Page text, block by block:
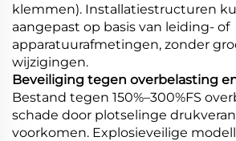
klemmen). Installatiestructuren
aangepast op basis van leiding- of
apparatuurafmetingen, zonder
wijzigingen.
Beveiliging tegen overbelasting
Bestand tegen 150%–300%FS
schade door plotselinge
voorkomen. Explosieveilige